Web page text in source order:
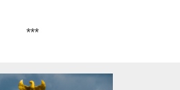
***